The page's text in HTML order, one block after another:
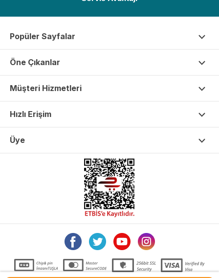
Popüler Sayfalar
Öne Çıkanlar
Müşteri Hizmetleri
Hızlı Erişim
Üye